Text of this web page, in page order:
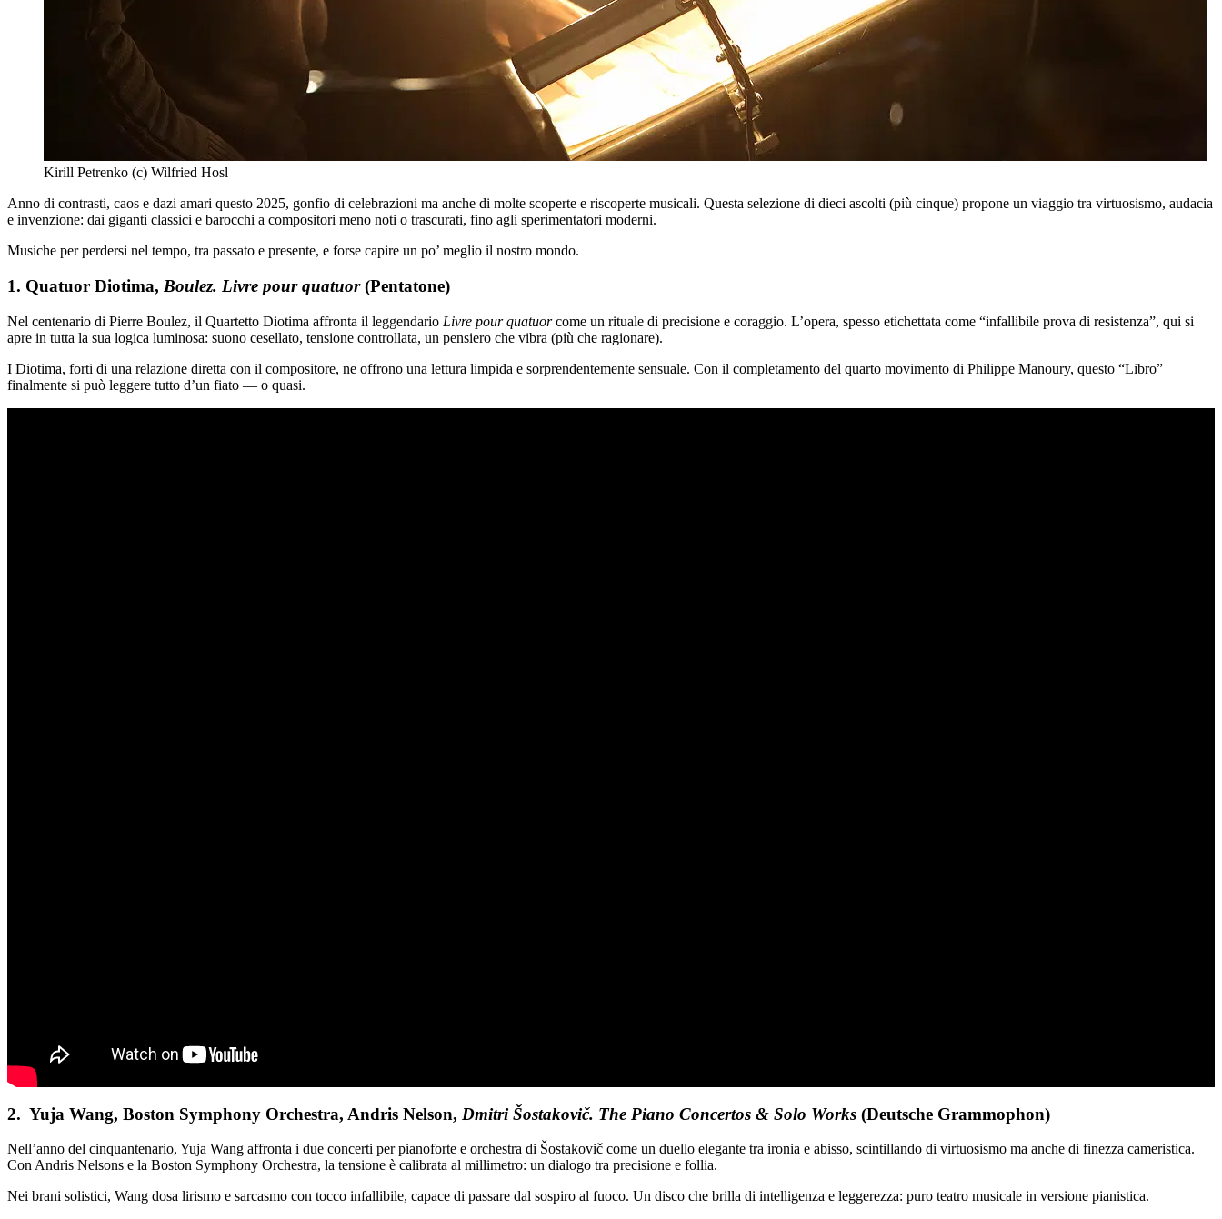
Kirill Petrenko (c) Wilfried Hosl
Anno di contrasti, caos e dazi amari questo 2025, gonfio di celebrazioni ma anche di molte scoperte e riscoperte musicali. Questa selezione di dieci ascolti (più cinque) propone un viaggio tra virtuosismo, audacia
e invenzione: dai giganti classici e barocchi a compositori meno noti o trascurati, fino agli sperimentatori moderni.
Musiche per perdersi nel tempo, tra passato e presente, e forse capire un po’ meglio il nostro mondo.
1. Quatuor Diotima, Boulez. Livre pour quatuor(Pentatone)
Nel centenario di Pierre Boulez, il Quartetto Diotima affronta il leggendario Livre pour quatuorcome un rituale di precisione e coraggio. L’opera, spesso etichettata come “infallibile prova di resistenza”, qui si
apre in tutta la sua logica luminosa: suono cesellato, tensione controllata, un pensiero che vibra (più che ragionare).
I Diotima, forti di una relazione diretta con il compositore, ne offrono una lettura limpida e sorprendentemente sensuale. Con il completamento del quarto movimento di Philippe Manoury, questo “Libro”
finalmente si può leggere tutto d’un fiato — o quasi.
2. Yuja Wang, Boston Symphony Orchestra, Andris Nelson, Dmitri Šostakovič. The Piano Concertos & Solo Works (Deutsche Grammophon)
Nell’anno del cinquantenario, Yuja Wang affronta i due concerti per pianoforte e orchestra di Šostakovič come un duello elegante tra ironia e abisso, scintillando di virtuosismo ma anche di finezza cameristica.
Con Andris Nelsons e la Boston Symphony Orchestra, la tensione è calibrata al millimetro: un dialogo tra precisione e follia.
Nei brani solistici, Wang dosa lirismo e sarcasmo con tocco infallibile, capace di passare dal sospiro al fuoco. Un disco che brilla di intelligenza e leggerezza: puro teatro musicale in versione pianistica.